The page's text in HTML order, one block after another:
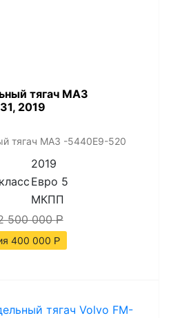
тягач МАЗ
2019
тягач МАЗ -5440Е9-520
2019
Евро 5
МКПП
500 000Р
400 000 Р